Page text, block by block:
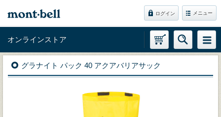
ログイン メニュー
オンラインストア
グラナイト パック 40 アクアバリアサック